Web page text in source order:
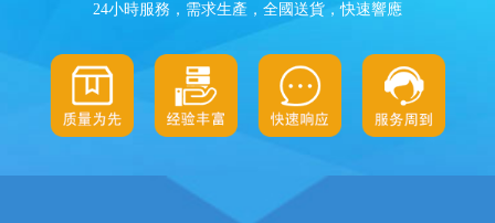
24小時服務，需求生產，全國送貨，快速響應